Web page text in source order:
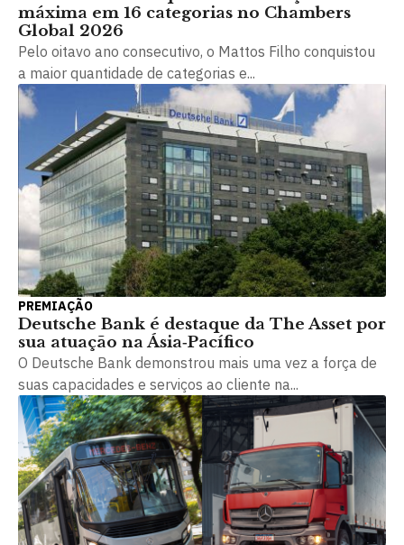
máxima em 16 categorias no Chambers
Global 2026
Pelo oitavo ano consecutivo, o Mattos Filho conquistou
a maior quantidade de categorias e...
PREMIAÇÃO
Deutsche Bank é destaque da The Asset por
sua atuação na Ásia‑Pacífico
O Deutsche Bank demonstrou mais uma vez a força de
suas capacidades e serviços ao cliente na...